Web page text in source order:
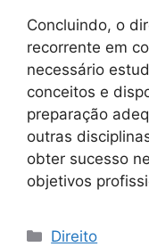
Concluindo, o
recorrente em
necessário
conceitos e
preparação
outras
obter sucesso
objetivos
Categories
Direito